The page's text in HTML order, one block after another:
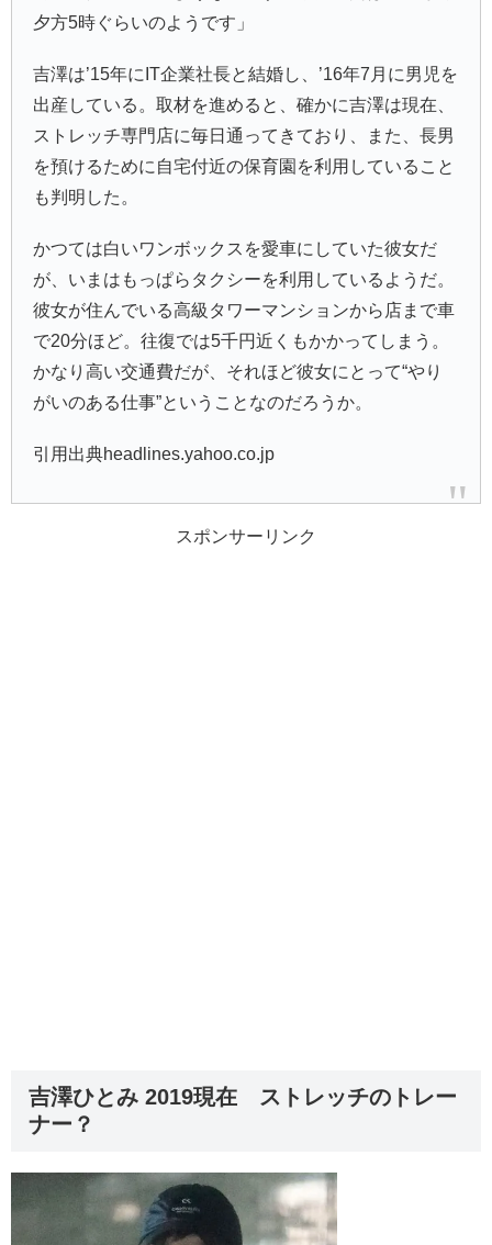
夕方5時ぐらいのようです」
吉澤は’15年にIT企業社長と結婚し、’16年7月に男児を
出産している。取材を進めると、確かに吉澤は現在、
ストレッチ専門店に毎日通ってきており、また、長男
を預けるために自宅付近の保育園を利用していること
も判明した。
かつては白いワンボックスを愛車にしていた彼女だ
が、いまはもっぱらタクシーを利用しているようだ。
彼女が住んでいる高級タワーマンションから店まで車
で20分ほど。往復では5千円近くもかかってしまう。
かなり高い交通費だが、それほど彼女にとって“やり
がいのある仕事”ということなのだろうか。
引用出典headlines.yahoo.co.jp
スポンサーリンク
吉澤ひとみ 2019現在 ストレッチのトレー
ナー？